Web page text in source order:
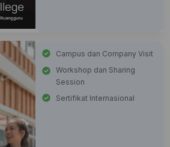
Campus dan Company Visit
Workshop dan Sharing
Session
Sertifikat Internasional